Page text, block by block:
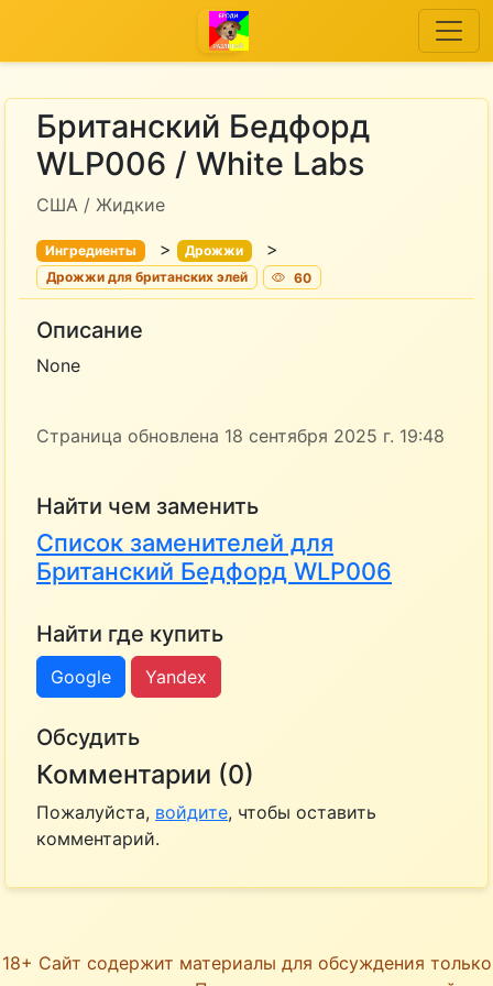
Британский Бедфорд
WLP006 / White Labs
США / Жидкие
Ингредиенты > Дрожжи >
Дрожжи для британских элей 60
Описание
None
Страница обновлена 18 сентября 2025 г. 19:48
Найти чем заменить
Список заменителей для
Британский Бедфорд WLP006
Найти где купить
Google Yandex
Обсудить
Комментарии (0)
Пожалуйста, войдите, чтобы оставить
комментарий.
18+ Сайт содержит материалы для обсуждения только